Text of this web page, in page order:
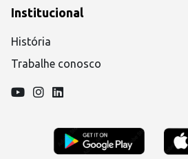
Institucional
História
Trabalhe conosco